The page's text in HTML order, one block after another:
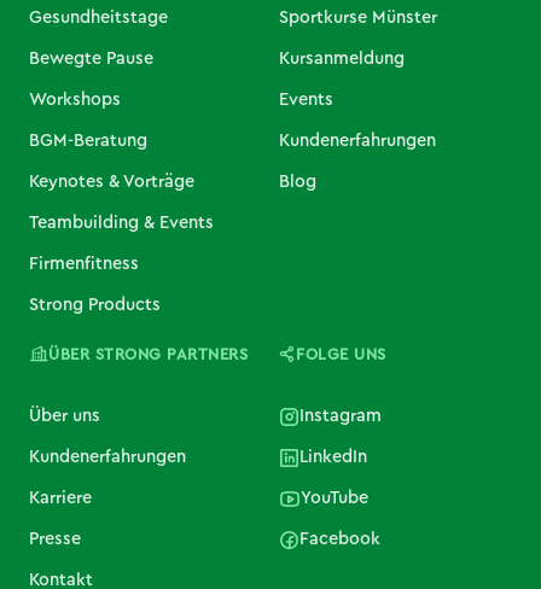
Gesundheitstage
Bewegte Pause
Workshops
BGM-Beratung
Keynotes & Vorträge
Teambuilding & Events
Firmenfitness
Strong Products
Sportkurse Münster
Kursanmeldung
Events
Kundenerfahrungen
Blog
ÜBER STRONG PARTNERS
Über uns
Kundenerfahrungen
Karriere
Presse
Kontakt
FOLGE UNS
Instagram
LinkedIn
YouTube
Facebook